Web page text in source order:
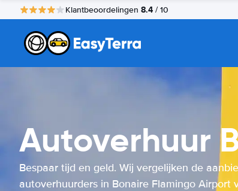
Klantbeoordelingen 8.4 / 10
Autoverhuur
Bespaar tijd en geld. Wij vergelijken de
autoverhuurders in Bonaire Flamingo Airport